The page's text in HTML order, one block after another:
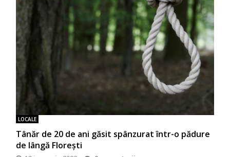
LOCALE
Tânăr de 20 de ani găsit spânzurat într-o pădure
de lângă Florești